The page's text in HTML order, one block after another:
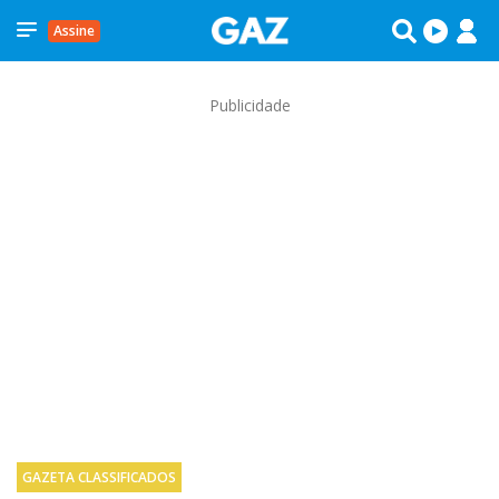
Assine
Publicidade
GAZETA CLASSIFICADOS